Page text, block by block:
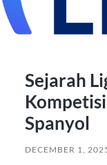
Sejarah
Spanyol
DECEMBER 1,